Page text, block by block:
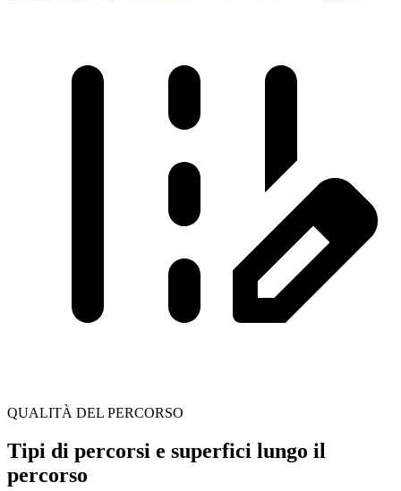
QUALITÀ DEL PERCORSO
Tipi di percorsi e superfici lungo il
percorso